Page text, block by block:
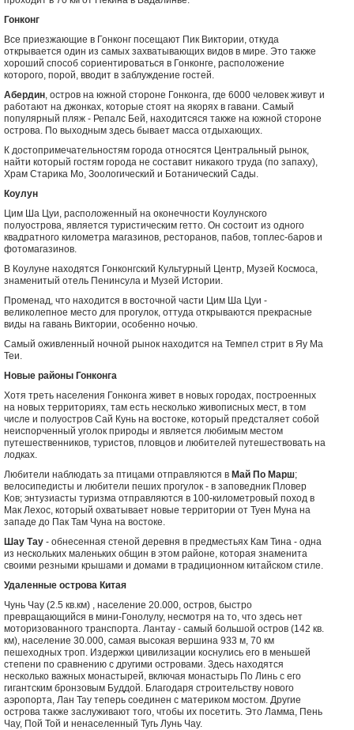
Гонконг
Все приезжающие в Гонконг посещают Пик Виктории, откуда
открывается один из самых захватывающих видов в мире. Это также
хороший способ сориентироваться в Гонконге, расположение
которого, порой, вводит в заблуждение гостей.
Абердин, остров на южной стороне Гонконга, где 6000 человек живут и
работают на джонках, которые стоят на якорях в гавани. Самый
популярный пляж - Репалс Бей, находитсяся также на южной стороне
острова. По выходным здесь бывает масса отдыхающих.
К достопримечательностям города относятся Центральный рынок,
найти который гостям города не составит никакого труда (по запаху),
Храм Старика Мо, Зоологический и Ботанический Сады.
Коулун
Цим Ша Цуи, расположенный на оконечности Коулунского
полуострова, является туристическим гетто. Он состоит из одного
квадратного километра магазинов, ресторанов, пабов, топлес-баров и
фотомагазинов.
В Коулуне находятся Гонконгский Культурный Центр, Музей Космоса,
знаменитый отель Пенинсула и Музей Истории.
Променад, что находится в восточной части Цим Ша Цуи -
великолепное место для прогулок, оттуда открываются прекрасные
виды на гавань Виктории, особенно ночью.
Самый оживленный ночной рынок находится на Темпел стрит в Яу Ма
Теи.
Новые районы Гонконга
Хотя треть населения Гонконга живет в новых городах, построенных
на новых территориях, там есть несколько живописных мест, в том
числе и полуостров Сай Кунь на востоке, который предсталяет собой
неиспорченный уголок природы и является любимым местом
путешественников, туристов, пловцов и любителей путешествовать на
лодках.
Любители наблюдать за птицами отправляются в Май По Марш;
велосипедисты и любители пеших прогулок - в заповедник Пловер
Ков; энтузиасты туризма отправляются в 100-километровый поход в
Мак Лехос, который охватывает новые территории от Туен Муна на
западе до Пак Там Чуна на востоке.
Шау Тау - обнесенная стеной деревня в предместьях Кам Тина - одна
из нескольких маленьких общин в этом районе, которая знаменита
своими резными крышами и домами в традиционном китайском стиле.
Удаленные острова Китая
Чунь Чау (2.5 кв.км) , население 20.000, остров, быстро
превращающийся в мини-Гонолулу, несмотря на то, что здесь нет
моторизованного транспорта. Лантау - самый большой остров (142 кв.
км), население 30.000, самая высокая вершина 933 м, 70 км
пешеходных троп. Издержки цивилизации коснулись его в меньшей
степени по сравнению с другими островами. Здесь находятся
несколько важных монастырей, включая монастырь По Линь с его
гигантским бронзовым Буддой. Благодаря строительству нового
аэропорта, Лан Тау теперь соединен с материком мостом. Другие
острова также заслуживают того, чтобы их посетить. Это Ламма, Пень
Чау, Пой Той и ненаселенный Тугь Лунь Чау.